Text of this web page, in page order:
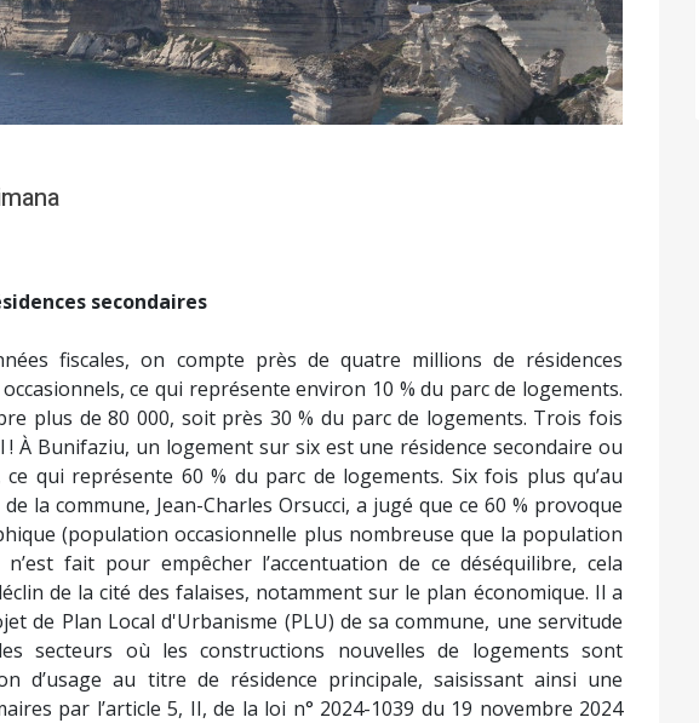
secondaires
fiscales, on compte près de quatre millions de résidences
ce qui représente environ 10 % du parc de logements.
plus de 80 000, soit près 30 % du parc de logements. Trois fois
! À Bunifaziu, un logement sur six est une résidence secondaire ou
qui représente 60 % du parc de logements. Six fois plus qu’au
la commune, Jean-Charles Orsucci, a jugé que ce 60 % provoque
(population occasionnelle plus nombreuse que la population
fait pour empêcher l’accentuation de ce déséquilibre, cela
de la cité des falaises, notamment sur le plan économique. Il a
de Plan Local d'Urbanisme (PLU) de sa commune, une servitude
secteurs où les constructions nouvelles de logements sont
d’usage au titre de résidence principale, saisissant ainsi une
par l’article 5, II, de la loi n° 2024-1039 du 19 novembre 2024